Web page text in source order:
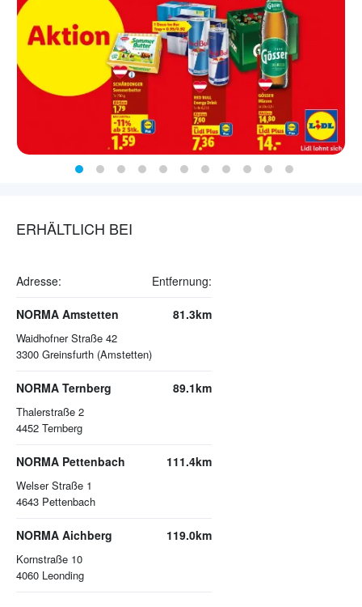
ERHÄLTLICH BEI
Adresse: Entfernung:
NORMA Amstetten
Waidhofner Straße 42
3300 Greinsfurth (Amstetten)
81.3km
NORMA Ternberg
Thalerstraße 2
4452 Ternberg
89.1km
NORMA Pettenbach
Welser Straße 1
4643 Pettenbach
111.4km
NORMA Aichberg
Kornstraße 10
4060 Leonding
119.0km